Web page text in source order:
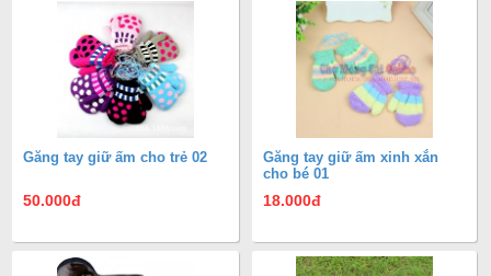
Găng tay giữ ấm cho trẻ 02
50.000đ
Găng tay giữ ấm xinh xắn
cho bé 01
18.000đ